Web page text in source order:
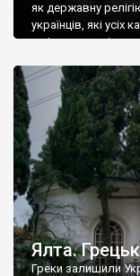
як державну
українців, які
є відданими
Ялта.
Греки залишили